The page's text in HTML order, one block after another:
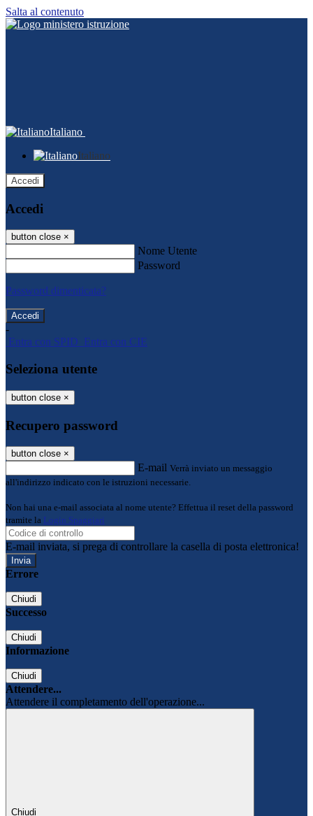
Salta al contenuto
Italiano
Italiano
Accedi
Accedi
button close ×
Nome Utente
Password
Password dimenticata?
-
Entra con SPID Entra con CIE
Seleziona utente
button close ×
Recupero password
button close ×
E-mail Verrà inviato un messaggio
all'indirizzo indicato con le istruzioni necessarie.
Non hai una e-mail associata al nome utente? Effettua il reset della password
tramite la Login Spaggiari
E-mail inviata, si prega di controllare la casella di posta elettronica!
Errore
Chiudi
Successo
Chiudi
Informazione
Chiudi
Attendere...
Attendere il completamento dell'operazione...
Chiudi